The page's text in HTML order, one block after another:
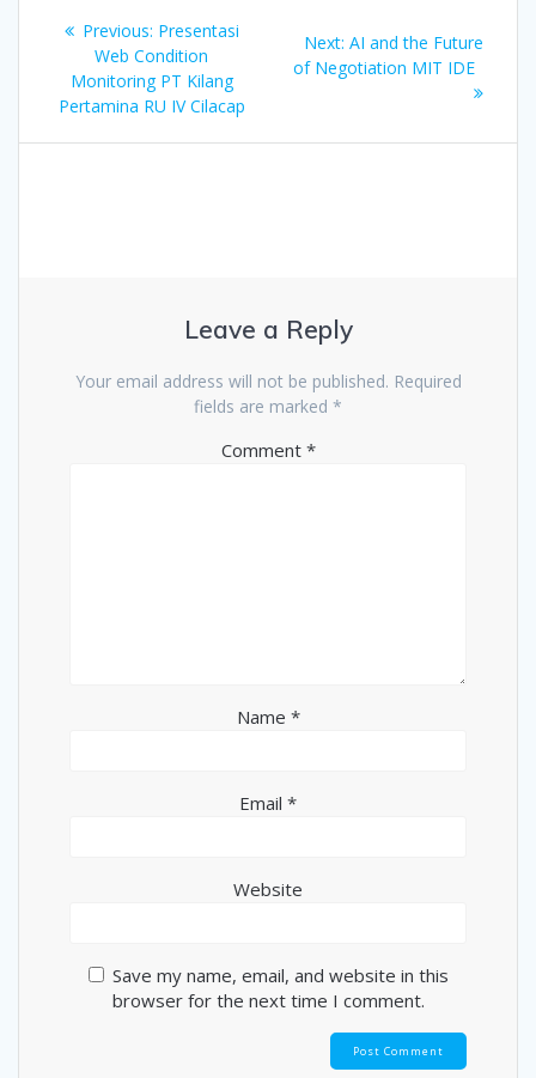
Post
navigation
Previous: Previous
post:
Presentasi
Web Condition
Monitoring PT Kilang
Pertamina RU IV Cilacap
Next: Next
post:
AI and the Future
of Negotiation MIT IDE
Leave a Reply
Your email address will not be published. Required
fields are marked *
Comment *
Name *
Email *
Website
Save my name, email, and website in this
browser for the next time I comment.